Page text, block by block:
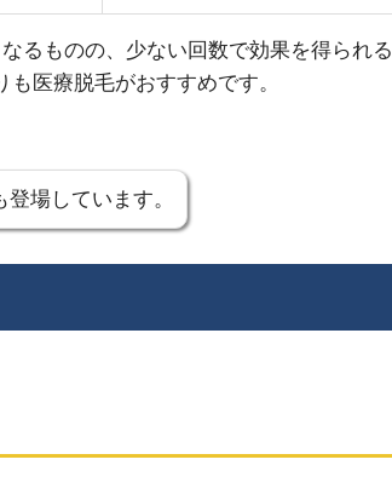
るものの、少ない回数で効果を得られる
医療脱毛がおすすめです。
場しています。